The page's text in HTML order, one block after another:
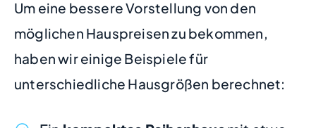
Um eine bessere Vorstellung von den
möglichen Hauspreisen zu bekommen,
haben wir einige Beispiele für
unterschiedliche Hausgrößen berechnet: